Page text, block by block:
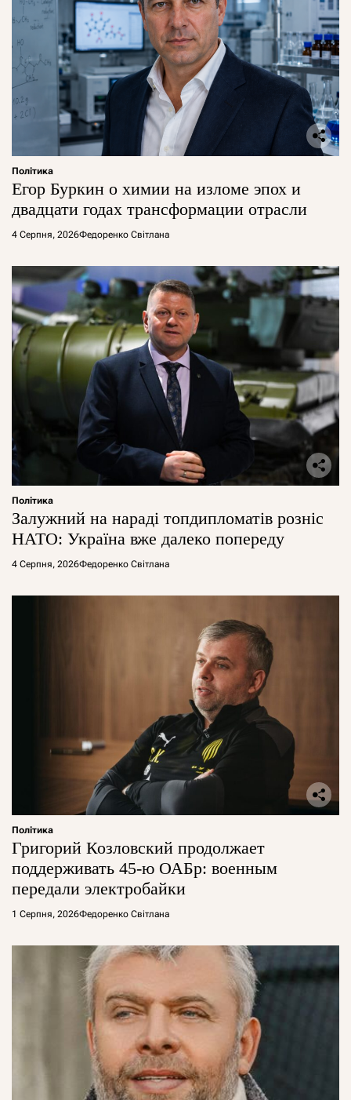
Політика
Егор Буркин о химии на изломе эпох и
двадцати годах трансформации отрасли
4 Серпня, 2026Федоренко Світлана
Політика
Залужний на нараді топдипломатів розніс
НАТО: Україна вже далеко попереду
4 Серпня, 2026Федоренко Світлана
Політика
Григорий Козловский продолжает
поддерживать 45-ю ОАБр: военным
передали электробайки
1 Серпня, 2026Федоренко Світлана